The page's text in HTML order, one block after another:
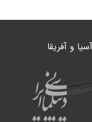
آسیا و آفریقا